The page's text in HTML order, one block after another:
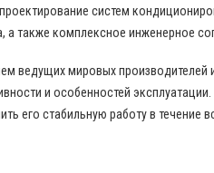
систем
а также комплексное инженерное
ведущих мировых производителей
и особенностей
его стабильную работу в течение